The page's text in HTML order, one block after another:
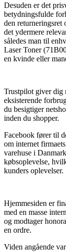
Desuden er det
betydningsfulde
den
det ydermere
således man til
Laser Toner
en kvinde eller
Trustpilot giver dig
eksisterende
du besigtiger
inden du shopper.
Facebook fører til
om internet
varehuse i
købsoplevelse,
kunders oplevelser.
Hjemmesiden er
med en masse
og modtager
en ordre.
Viden angående